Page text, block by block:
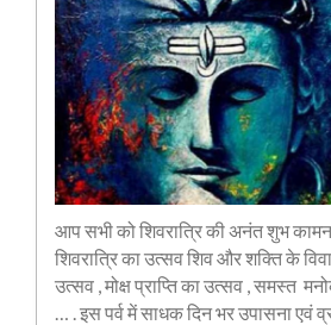
आप सभी को शिवरात्रि की अनंत शुभ
शिवरात्रि का उत्सव शिव और शक्ति के
उत्सव , मोक्ष प्राप्ति का उत्सव , समस्त
… . इस पर्व में साधक दिन भर उपासना एवं